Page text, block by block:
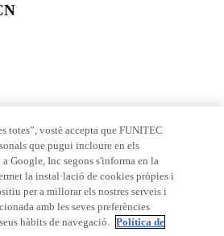
totes”, vostè accepta que FUNITEC
que pugui incloure en els
Google, Inc segons s'informa en la
la instal·lació de cookies pròpies i
per a millorar els nostres serveis i
amb les seves preferències
hàbits de navegació. Política de